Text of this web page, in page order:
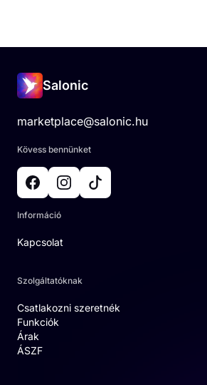
Salonic
marketplace@salonic.hu
Kövess bennünket
Információ
Kapcsolat
Szolgáltatóknak
Csatlakozni szeretnék
Funkciók
Árak
ÁSZF